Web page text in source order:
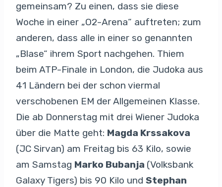
gemeinsam? Zu einen, dass sie diese
Woche in einer „O2-Arena“ auftreten; zum
anderen, dass alle in einer so genannten
„Blase“ ihrem Sport nachgehen. Thiem
beim ATP-Finale in London, die Judoka aus
41 Ländern bei der schon viermal
verschobenen EM der Allgemeinen Klasse.
Die ab Donnerstag mit drei Wiener Judoka
über die Matte geht: Magda Krssakova
(JC Sirvan) am Freitag bis 63 Kilo, sowie
am Samstag Marko Bubanja (Volksbank
Galaxy Tigers) bis 90 Kilo und Stephan